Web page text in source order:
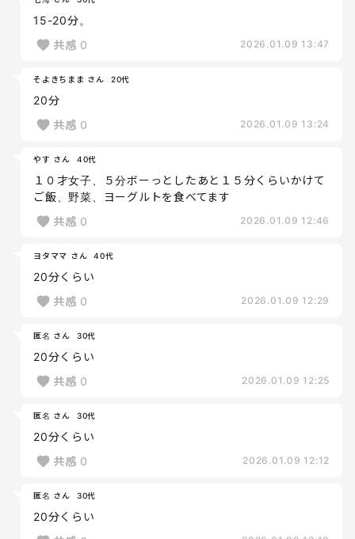
15-20分。
共感 0 2026.01.09 13:47
そよきちまま さん 20代
20分
共感 0 2026.01.09 13:24
やす さん 40代
１０才女子、５分ボーっとしたあと１５分くらいかけて
ご飯、野菜、ヨーグルトを食べてます
共感 0 2026.01.09 12:46
ヨタママ さん 40代
20分くらい
共感 0 2026.01.09 12:29
匿名 さん 30代
20分くらい
共感 0 2026.01.09 12:25
匿名 さん 30代
20分くらい
共感 0 2026.01.09 12:12
匿名 さん 30代
20分くらい